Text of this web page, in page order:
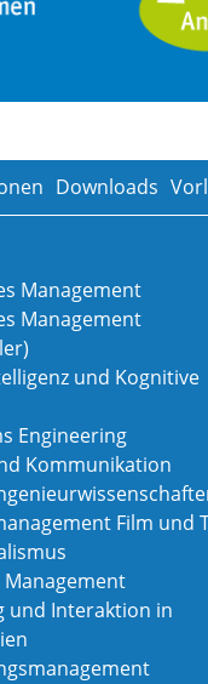
Downloads
Management
Management
und Kognitive
Engineering
Kommunikation
Film und
und Interaktion in